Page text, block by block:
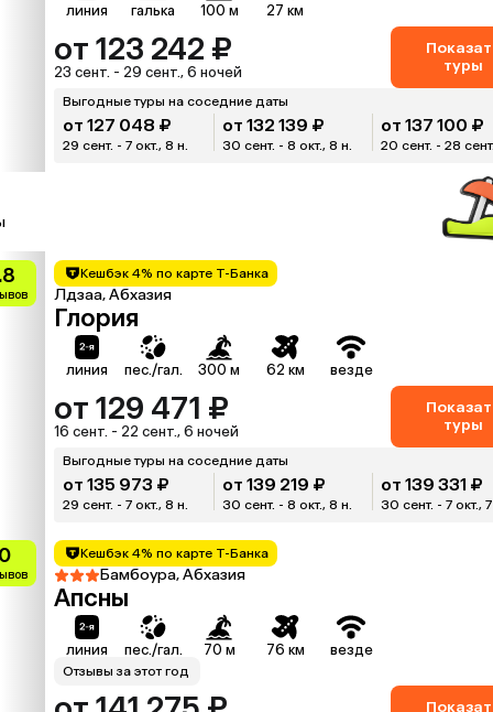
линия галька 100 м 27 км
от 123 242 ₽
23 сент. - 29 сент., 6 ночей
туры
Выгодные туры на соседние даты
от 127 048 ₽
29 сент. - 7 окт., 8 н.
от 132 139 ₽
30 сент. - 8 окт., 8 н.
от 137 100 ₽
20 сент. - 28
Кешбэк 4% по карте Т-Банка
Лдзаа, Абхазия
Глория
линия пес./гал. 300 м 62 км везде
от 129 471 ₽
16 сент. - 22 сент., 6 ночей
туры
Выгодные туры на соседние даты
от 135 973 ₽
29 сент. - 7 окт., 8 н.
от 139 219 ₽
30 сент. - 8 окт., 8 н.
от 139 331 ₽
30 сент. - 7 окт.,
Кешбэк 4% по карте Т-Банка
Бамбоура, Абхазия
Апсны
линия пес./гал. 70 м 76 км везде
Отзывы за этот год